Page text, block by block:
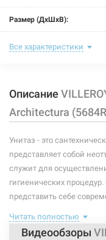
Размер (ДxШxВ):
Тип:
Форма:
Подвод воды:
Выпуск:
Сидение (крышка):
Ободок:
Все характеристики
Описание
Architectura
Унитаз - это
представляет собой
служит для
гигиенических
представить себе
сантехнических
Читать полностью
Видеообзоры